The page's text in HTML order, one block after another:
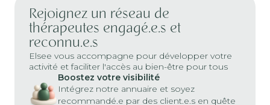
Rejoignez un réseau de
thérapeutes engagé.e.s et
reconnu.e.s
Elsee vous accompagne pour développer votre
activité et faciliter l'accès au bien-être pour tous
Boostez votre visibilité
Intégrez notre annuaire et soyez
recommandé.e par des client.e.s en quête